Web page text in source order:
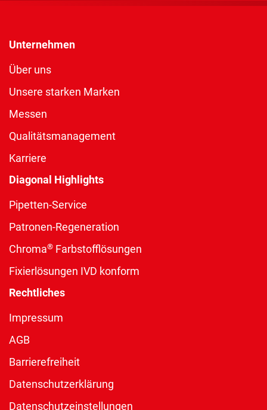
Unternehmen
Über uns
Unsere starken Marken
Messen
Qualitätsmanagement
Karriere
Diagonal Highlights
Pipetten-Service
Patronen-Regeneration
Chroma® Farbstofflösungen
Fixierlösungen IVD konform
Rechtliches
Impressum
AGB
Barrierefreiheit
Datenschutzerklärung
Datenschutzeinstellungen